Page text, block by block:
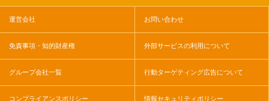
運営会社 お問い合わせ
免責事項・知的財産権 外部サービスの利用について
グループ会社一覧 行動ターゲティング広告について
コンプライアンスポリシー 情報セキュリティポリシー